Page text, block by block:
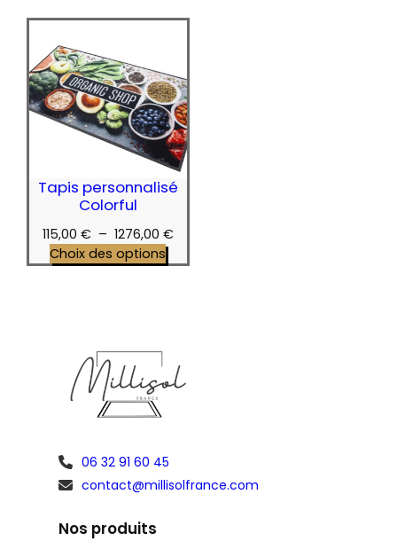
Tapis personnalisé
Colorful
115,00 € – 1276,00 €Plage
Choix des options
06 32 91 60 45
contact@millisolfrance.com
Nos produits